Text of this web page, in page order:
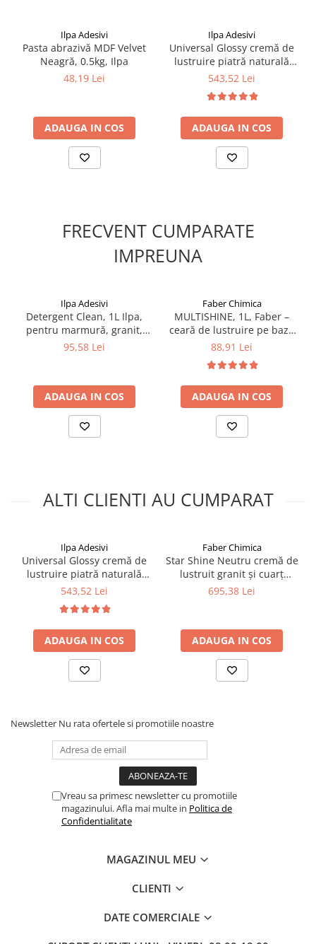
Ilpa Adesivi
Pasta abrazivă MDF Velvet
Neagră, 0.5kg, Ilpa
48,19 Lei
ADAUGA IN COS
Ilpa Adesivi
Universal Glossy cremă de
lustruire piatră naturală
Faber, 5kg, pe bază de apă
543,52 Lei
ADAUGA IN COS
FRECVENT CUMPARATE
IMPREUNA
Ilpa Adesivi
Detergent Clean, 1L Ilpa,
pentru marmură, granit,
travertin, beton și piatră
95,58 Lei
ADAUGA IN COS
Faber Chimica
MULTISHINE, 1L, Faber –
ceară de lustruire pe bază
de silicon pentru marmură,
naturală
88,91 Lei
ADAUGA IN COS
ALTI CLIENTI AU CUMPARAT
Ilpa Adesivi
Universal Glossy cremă de
lustruire piatră naturală
Faber, 5kg, pe bază de apă
543,52 Lei
ADAUGA IN COS
Faber Chimica
Star Shine Neutru cremă de
lustruit granit și cuarț
Faber, 5kg, pe bază de apă
695,38 Lei
ADAUGA IN COS
Newsletter Nu rata ofertele si promotiile noastre
Vreau sa primesc newsletter cu promotiile
magazinului. Afla mai multe in Politica de
Confidentialitate
MAGAZINUL MEU
CLIENTI
DATE COMERCIALE